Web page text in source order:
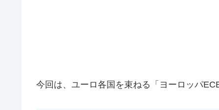
今回は、ユーロ各国を束ねる「ヨーロッパ